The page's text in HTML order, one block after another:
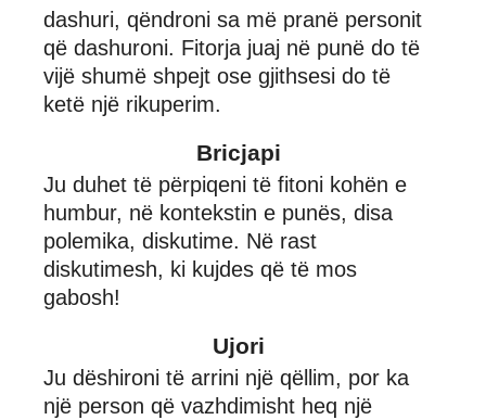
dashuri, qëndroni sa më pranë personit
që dashuroni. Fitorja juaj në punë do të
vijë shumë shpejt ose gjithsesi do të
ketë një rikuperim.
Bricjapi
Ju duhet të përpiqeni të fitoni kohën e
humbur, në kontekstin e punës, disa
polemika, diskutime. Në rast
diskutimesh, ki kujdes që të mos
gabosh!
Ujori
Ju dëshironi të arrini një qëllim, por ka
një person që vazhdimisht heq një